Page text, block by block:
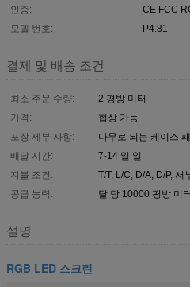
인증:
CE FCC
모델 번호:
P4.81
결제 및 배송 조건
최소 주문 수량:
2 평방 미터
가격:
협상 가능
포장 세부 사항:
나무로 되는 케이스
배달 시간:
7-14 일 일
지불 조건:
T/T, L/C, D/A, D/P,
공급 능력:
달 당 10000 평방 미터
설명
RGB LED 스크린